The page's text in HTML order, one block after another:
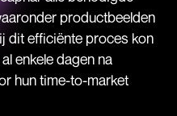
productbeelden
dit efficiënte proces kon
enkele dagen na
hun time-to-market